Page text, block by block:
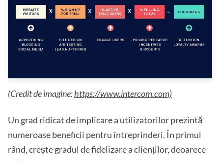
(Credit de imagine:https://www.intercom.com)
Un grad ridicat de implicare a utilizatorilor prezintă
numeroase beneficii pentru întreprinderi. În primul
rând, crește gradul de fidelizare a clienților, deoarece